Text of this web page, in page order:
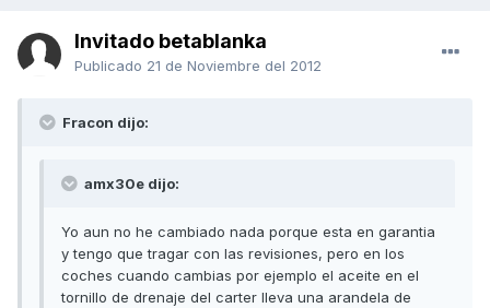
Invitado betablanka
Publicado 21 de Noviembre del 2012
Fracon dijo:
amx30e dijo:
Yo aun no he cambiado nada porque esta en garantia
y tengo que tragar con las revisiones, pero en los
coches cuando cambias por ejemplo el aceite en el
tornillo de drenaje del carter lleva una arandela de